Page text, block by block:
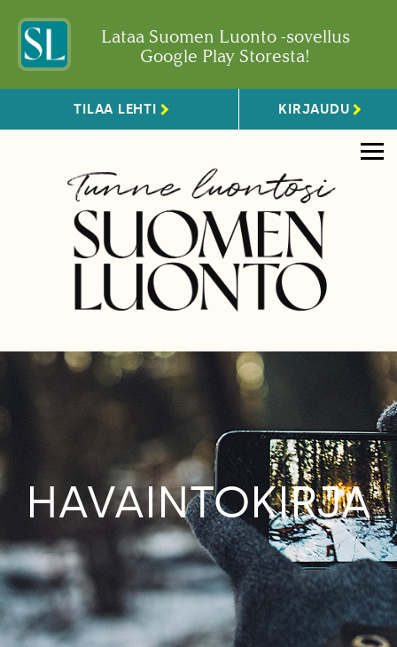
Lataa Suomen Luonto -sovellus
Google Play Storesta!
TILAA LEHTI KIRJAUDU
HAVAINTOKIRJA